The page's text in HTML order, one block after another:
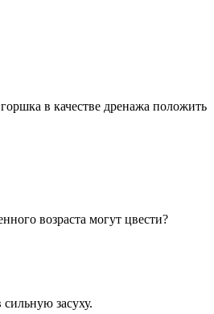
в качестве дренажа положить
возраста могут цвести?
засуху.